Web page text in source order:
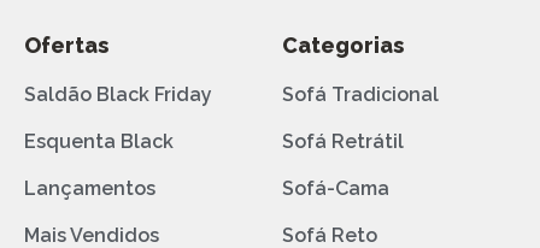
Ofertas
Saldão Black Friday
Esquenta Black
Lançamentos
Mais Vendidos
Categorias
Sofá Tradicional
Sofá Retrátil
Sofá-Cama
Sofá Reto